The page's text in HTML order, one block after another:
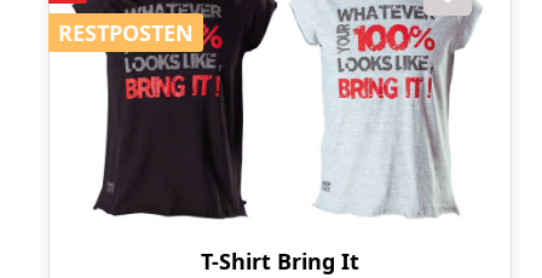
RESTPOSTEN
RESTPOSTEN
T-Shirt Bring It